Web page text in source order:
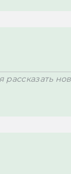
рассказать